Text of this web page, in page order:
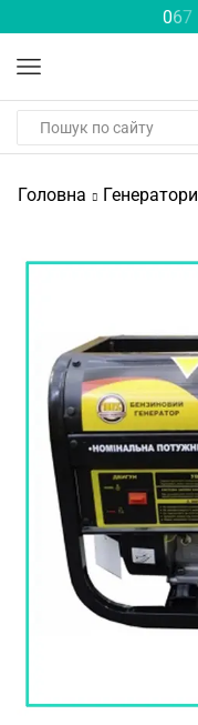
067
Головна Генератори